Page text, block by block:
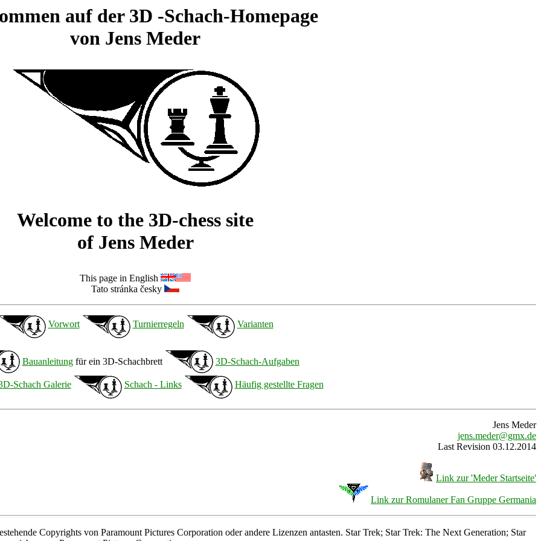
auf der 3D -Schach-Homepage
von Jens Meder
Welcome to the 3D-chess site
of Jens Meder
This page in English
Tato stránka česky
Vorwort Turnierregeln Varianten
Bauanleitungfür ein 3D-Schachbrett 3D-Schach-Aufgaben
Schach Galerie Schach - Links Häufig gestellte Fragen
Jens Meder
jens.meder@gmx.de
Last Revision 03.12.2014
Link zur 'Meder Startseite'
Link zur Romulaner Fan Gruppe Germania
Copyrights von Paramount Pictures Corporation oder andere Lizenzen antasten. Star Trek; Star Trek: The Next Generation; Star